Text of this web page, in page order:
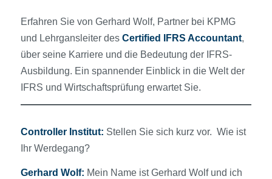
Erfahren Sie von Gerhard Wolf, Partner bei KPMG
und Lehrgansleiter des Certified IFRS Accountant,
über seine Karriere und die Bedeutung der IFRS-
Ausbildung. Ein spannender Einblick in die Welt der
IFRS und Wirtschaftsprüfung erwartet Sie.
Controller Institut: Stellen Sie sich kurz vor. Wie ist
Ihr Werdegang?
Gerhard Wolf: Mein Name ist Gerhard Wolf und ich